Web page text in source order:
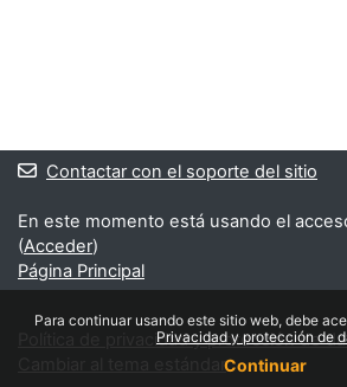
Contactar con el soporte del sitio
En este momento está usando el
(Acceder)
Página Principal
Política de privacidad y protección de
Cambiar al tema estándar
Para continuar usando este sitio web, debe
Privacidad y protección de
Continuar